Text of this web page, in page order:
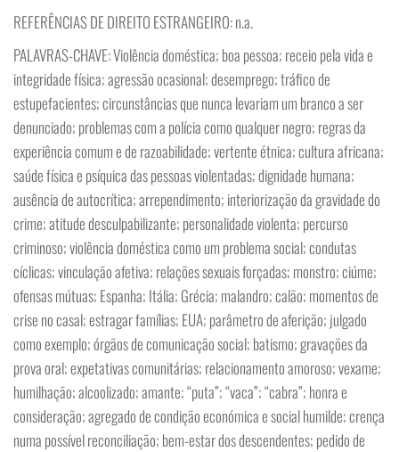
REFERÊNCIAS DE DIREITO ESTRANGEIRO: n.a.
PALAVRAS-CHAVE: Violência doméstica; boa pessoa; receio pela vida e
integridade física; agressão ocasional; desemprego; tráfico de
estupefacientes; circunstâncias que nunca levariam um branco a ser
denunciado; problemas com a polícia como qualquer negro; regras da
experiência comum e de razoabilidade; vertente étnica; cultura africana;
saúde física e psíquica das pessoas violentadas; dignidade humana;
ausência de autocrítica; arrependimento; interiorização da gravidade do
crime; atitude desculpabilizante; personalidade violenta; percurso
criminoso; violência doméstica como um problema social; condutas
cíclicas; vinculação afetiva; relações sexuais forçadas; monstro; ciúme;
ofensas mútuas; Espanha; Itália; Grécia; malandro; calão; momentos de
crise no casal; estragar famílias; EUA; parâmetro de aferição; julgado
como exemplo; órgãos de comunicação social; batismo; gravações da
prova oral; expetativas comunitárias; relacionamento amoroso; vexame;
humilhação; alcoolizado; amante; “puta”; “vaca”; “cabra”; honra e
consideração; agregado de condição económica e social humilde; crença
numa possível reconciliação; bem-estar dos descendentes; pedido de